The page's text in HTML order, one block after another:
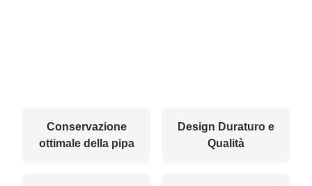
Conservazione
ottimale della pipa
Design Duraturo e
Qualità